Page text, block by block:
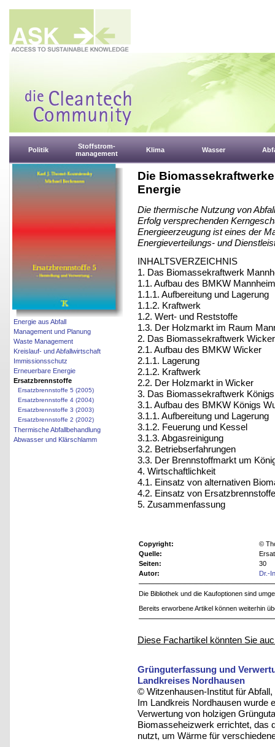
Politik
Stoffstrom-
management
Klima Wasser
Energie aus Abfall
Management und Planung
Waste Management
Kreislauf- und Abfallwirtschaft
Immissionsschutz
Erneuerbare Energie
Ersatzbrennstoffe
Ersatzbrennstoffe 5 (2005)
Ersatzbrennstoffe 4 (2004)
Ersatzbrennstoffe 3 (2003)
Ersatzbrennstoffe 2 (2002)
Thermische Abfallbehandlung
Abwasser und Klärschlamm
Die
Energie
Die thermische Nutzung von
Erfolg versprechenden
Energieerzeugung ist eines der
Energieverteilungs- und
INHALTSVERZEICHNIS
1. Das Biomassekraftwerk
1.1. Aufbau des BMKW Mannheim
1.1.1. Aufbereitung und Lagerung
1.1.2. Kraftwerk
1.2. Wert- und Reststoffe
1.3. Der Holzmarkt im Raum
2. Das Biomassekraftwerk Wicker
2.1. Aufbau des BMKW Wicker
2.1.1. Lagerung
2.1.2. Kraftwerk
2.2. Der Holzmarkt in Wicker
3. Das Biomassekraftwerk
3.1. Aufbau des BMKW Königs
3.1.1. Aufbereitung und Lagerung
3.1.2. Feuerung und Kessel
3.1.3. Abgasreinigung
3.2. Betriebserfahrungen
3.3. Der Brennstoffmarkt um
4. Wirtschaftlichkeit
4.1. Einsatz von alternativen
4.2. Einsatz von
5. Zusammenfassung
Copyright:
©
Quelle:
Seiten:
30
Autor:
Dr.-
Die Bibliothek und die Kaufoptionen sind
Bereits erworbene Artikel können weiterhin
Diese Fachartikel könnten Sie
Grünguterfassung und
Landkreises Nordhausen
© Witzenhausen-Institut für
Im Landkreis Nordhausen wurde
Verwertung von holzigen
Biomasseheizwerk errichtet, das
nutzt, um Wärme für